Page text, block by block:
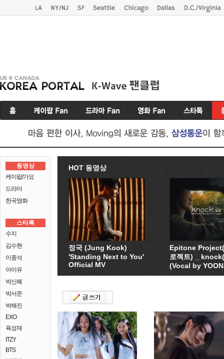
동영상
케이팝/가요
드라마
한국영화
스타톡
수지
김수현
이종석
아이유
박신혜
박서준
박해진
EXO
육성재
ITZY
BTS
HOT 동영상
정국 (Jung Kook)
'Standing Next to You'
Official MV
Epitone
로젝트) _
(Vocal by